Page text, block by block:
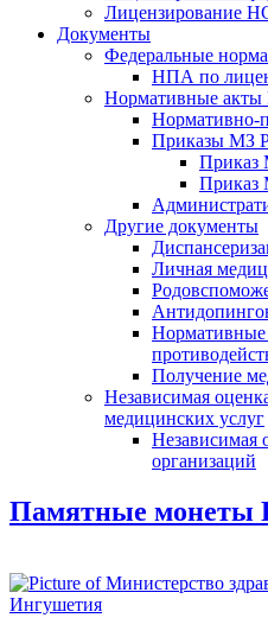
Лицензирование
Документы
Федеральные
НПА по
Нормативные
Нормативно-
Приказы МЗ
Другие документы
Личная
Нормативные
Получение
Независимая
медицинских услуг
Независимая
организаций
Памятные монеты